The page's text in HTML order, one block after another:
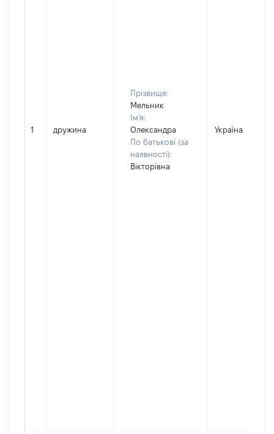
1 дружина
Прізвище:
Мельник
Ім'я:
Олександра
По батькові (за
наявності):
Вікторівна
Україна